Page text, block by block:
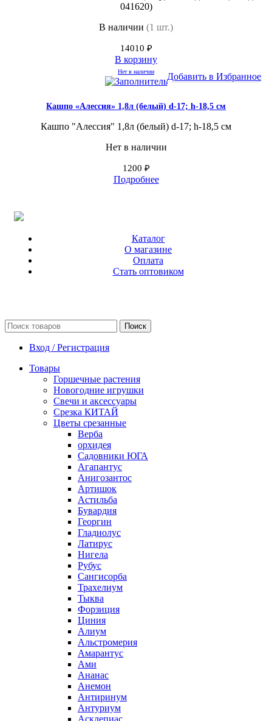
041620)
В наличии (1 шт.)
14010 ₽
В корзину
Нет в наличии Добавить в Избранное
Кашпо «Алессия» 1,8л (белый) d-17; h-18,5 см
Кашпо "Алессия" 1,8л (белый) d-17; h-18,5 см
Нет в наличии
1200 ₽
Подробнее
Каталог
О магазине
Оплата
Стать оптовиком
Поиск
Вход / Регистрация
Товары
Горшечные растения
Новогодние игрушки
Свечи и аксессуары
Срезка КИТАЙ
Цветы срезанные
Верба
орхидея
Садовники ЮГА
Агапантус
Анигозантос
Артишок
Астильба
Бувардия
Георгин
Гладиолус
Латирус
Нигела
Рубус
Сангисорба
Трахелиум
Тыква
Форзиция
Циния
Алиум
Альстромерия
Амарантус
Ами
Ананас
Анемон
Антиринум
Антуриум